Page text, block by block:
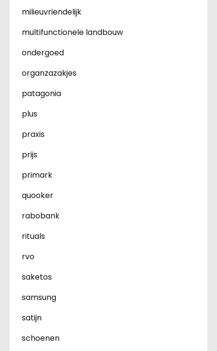
milieuvriendelijk
multifunctionele landbouw
ondergoed
organzazakjes
patagonia
plus
praxis
prijs
primark
quooker
rabobank
rituals
rvo
saketos
samsung
satijn
schoenen